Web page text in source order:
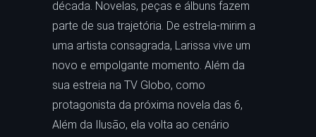
década. Novelas, peças e álbuns fazem
parte de sua trajetória. De estrela-mirim a
uma artista consagrada, Larissa vive um
novo e empolgante momento. Além da
sua estreia na TV Globo, como
protagonista da próxima novela das 6,
Além da Ilusão, ela volta ao cenário